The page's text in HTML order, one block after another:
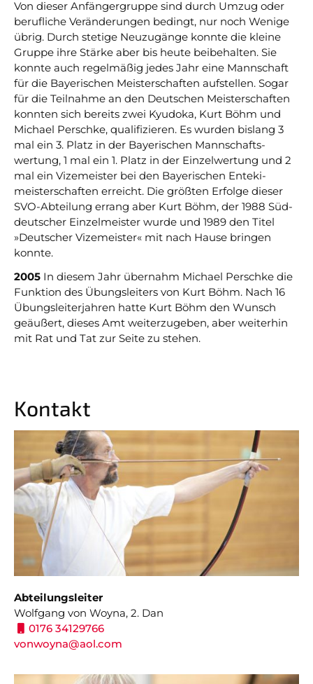
Von dieser Anfänger­gruppe sind durch Umzug oder
beruf­liche Ver­ände­rungen bedingt, nur noch Wenige
übrig. Durch stetige Neu­zu­gänge konnte die kleine
Gruppe ihre Stärke aber bis heute bei­be­halten. Sie
konnte auch regel­mäßig jedes Jahr eine Mann­schaft
für die Baye­rischen Meister­schaften auf­stellen. Sogar
für die Teil­nahme an den Deut­schen Meister­schaf­ten
konnten sich bereits zwei Kyudoka, Kurt Böhm und
Michael Perschke, quali­fizieren. Es wurden bislang 3
mal ein 3. Platz in der Baye­rischen Mann­schafts­
wertung, 1 mal ein 1. Platz in der Einzel­wertung und 2
mal ein Vize­meister bei den Baye­rischen Enteki­
meister­schaften erreicht. Die größten Erfolge dieser
SVO-Abteilung errang aber Kurt Böhm, der 1988 Süd­
deut­scher Einzel­meister wurde und 1989 den Titel
»Deut­scher Vizemeister« mit nach Hause bringen
konnte.
2005 In diesem Jahr übernahm Michael Perschke die
Funktion des Übungs­leiters von Kurt Böhm. Nach 16
Übungs­leiter­jahren hatte Kurt Böhm den Wunsch
geäußert, dieses Amt weiter­zu­geben, aber weiter­hin
mit Rat und Tat zur Seite zu stehen.
Kontakt
Abteilungsleiter
Wolfgang von Woyna, 2. Dan
0176 34129766
vonwoyna@aol.com